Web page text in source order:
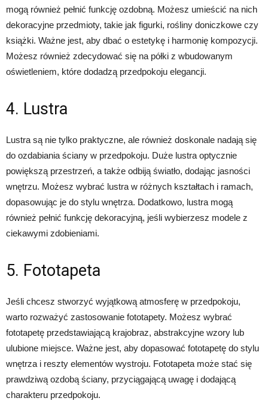
mogą również pełnić funkcję ozdobną. Możesz umieścić na nich
dekoracyjne przedmioty, takie jak figurki, rośliny doniczkowe czy
książki. Ważne jest, aby dbać o estetykę i harmonię kompozycji.
Możesz również zdecydować się na półki z wbudowanym
oświetleniem, które dodadzą przedpokoju elegancji.
4. Lustra
Lustra są nie tylko praktyczne, ale również doskonale nadają się
do ozdabiania ściany w przedpokoju. Duże lustra optycznie
powiększą przestrzeń, a także odbiją światło, dodając jasności
wnętrzu. Możesz wybrać lustra w różnych kształtach i ramach,
dopasowując je do stylu wnętrza. Dodatkowo, lustra mogą
również pełnić funkcję dekoracyjną, jeśli wybierzesz modele z
ciekawymi zdobieniami.
5. Fototapeta
Jeśli chcesz stworzyć wyjątkową atmosferę w przedpokoju,
warto rozważyć zastosowanie fototapety. Możesz wybrać
fototapetę przedstawiającą krajobraz, abstrakcyjne wzory lub
ulubione miejsce. Ważne jest, aby dopasować fototapetę do stylu
wnętrza i reszty elementów wystroju. Fototapeta może stać się
prawdziwą ozdobą ściany, przyciągającą uwagę i dodającą
charakteru przedpokoju.